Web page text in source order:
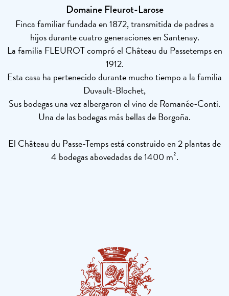
Domaine Fleurot-Larose
Finca familiar fundada en 1872, transmitida de padres a
hijos durante cuatro generaciones en Santenay.
La familia FLEUROT compró el Château du Passetemps en
1912.
Esta casa ha pertenecido durante mucho tiempo a la familia
Duvault-Blochet,
Sus bodegas una vez albergaron el vino de Romanée-Conti.
Una de las bodegas más bellas de Borgoña.
El Château du Passe-Temps está construido en 2 plantas de
4 bodegas abovedadas de 1400 m².